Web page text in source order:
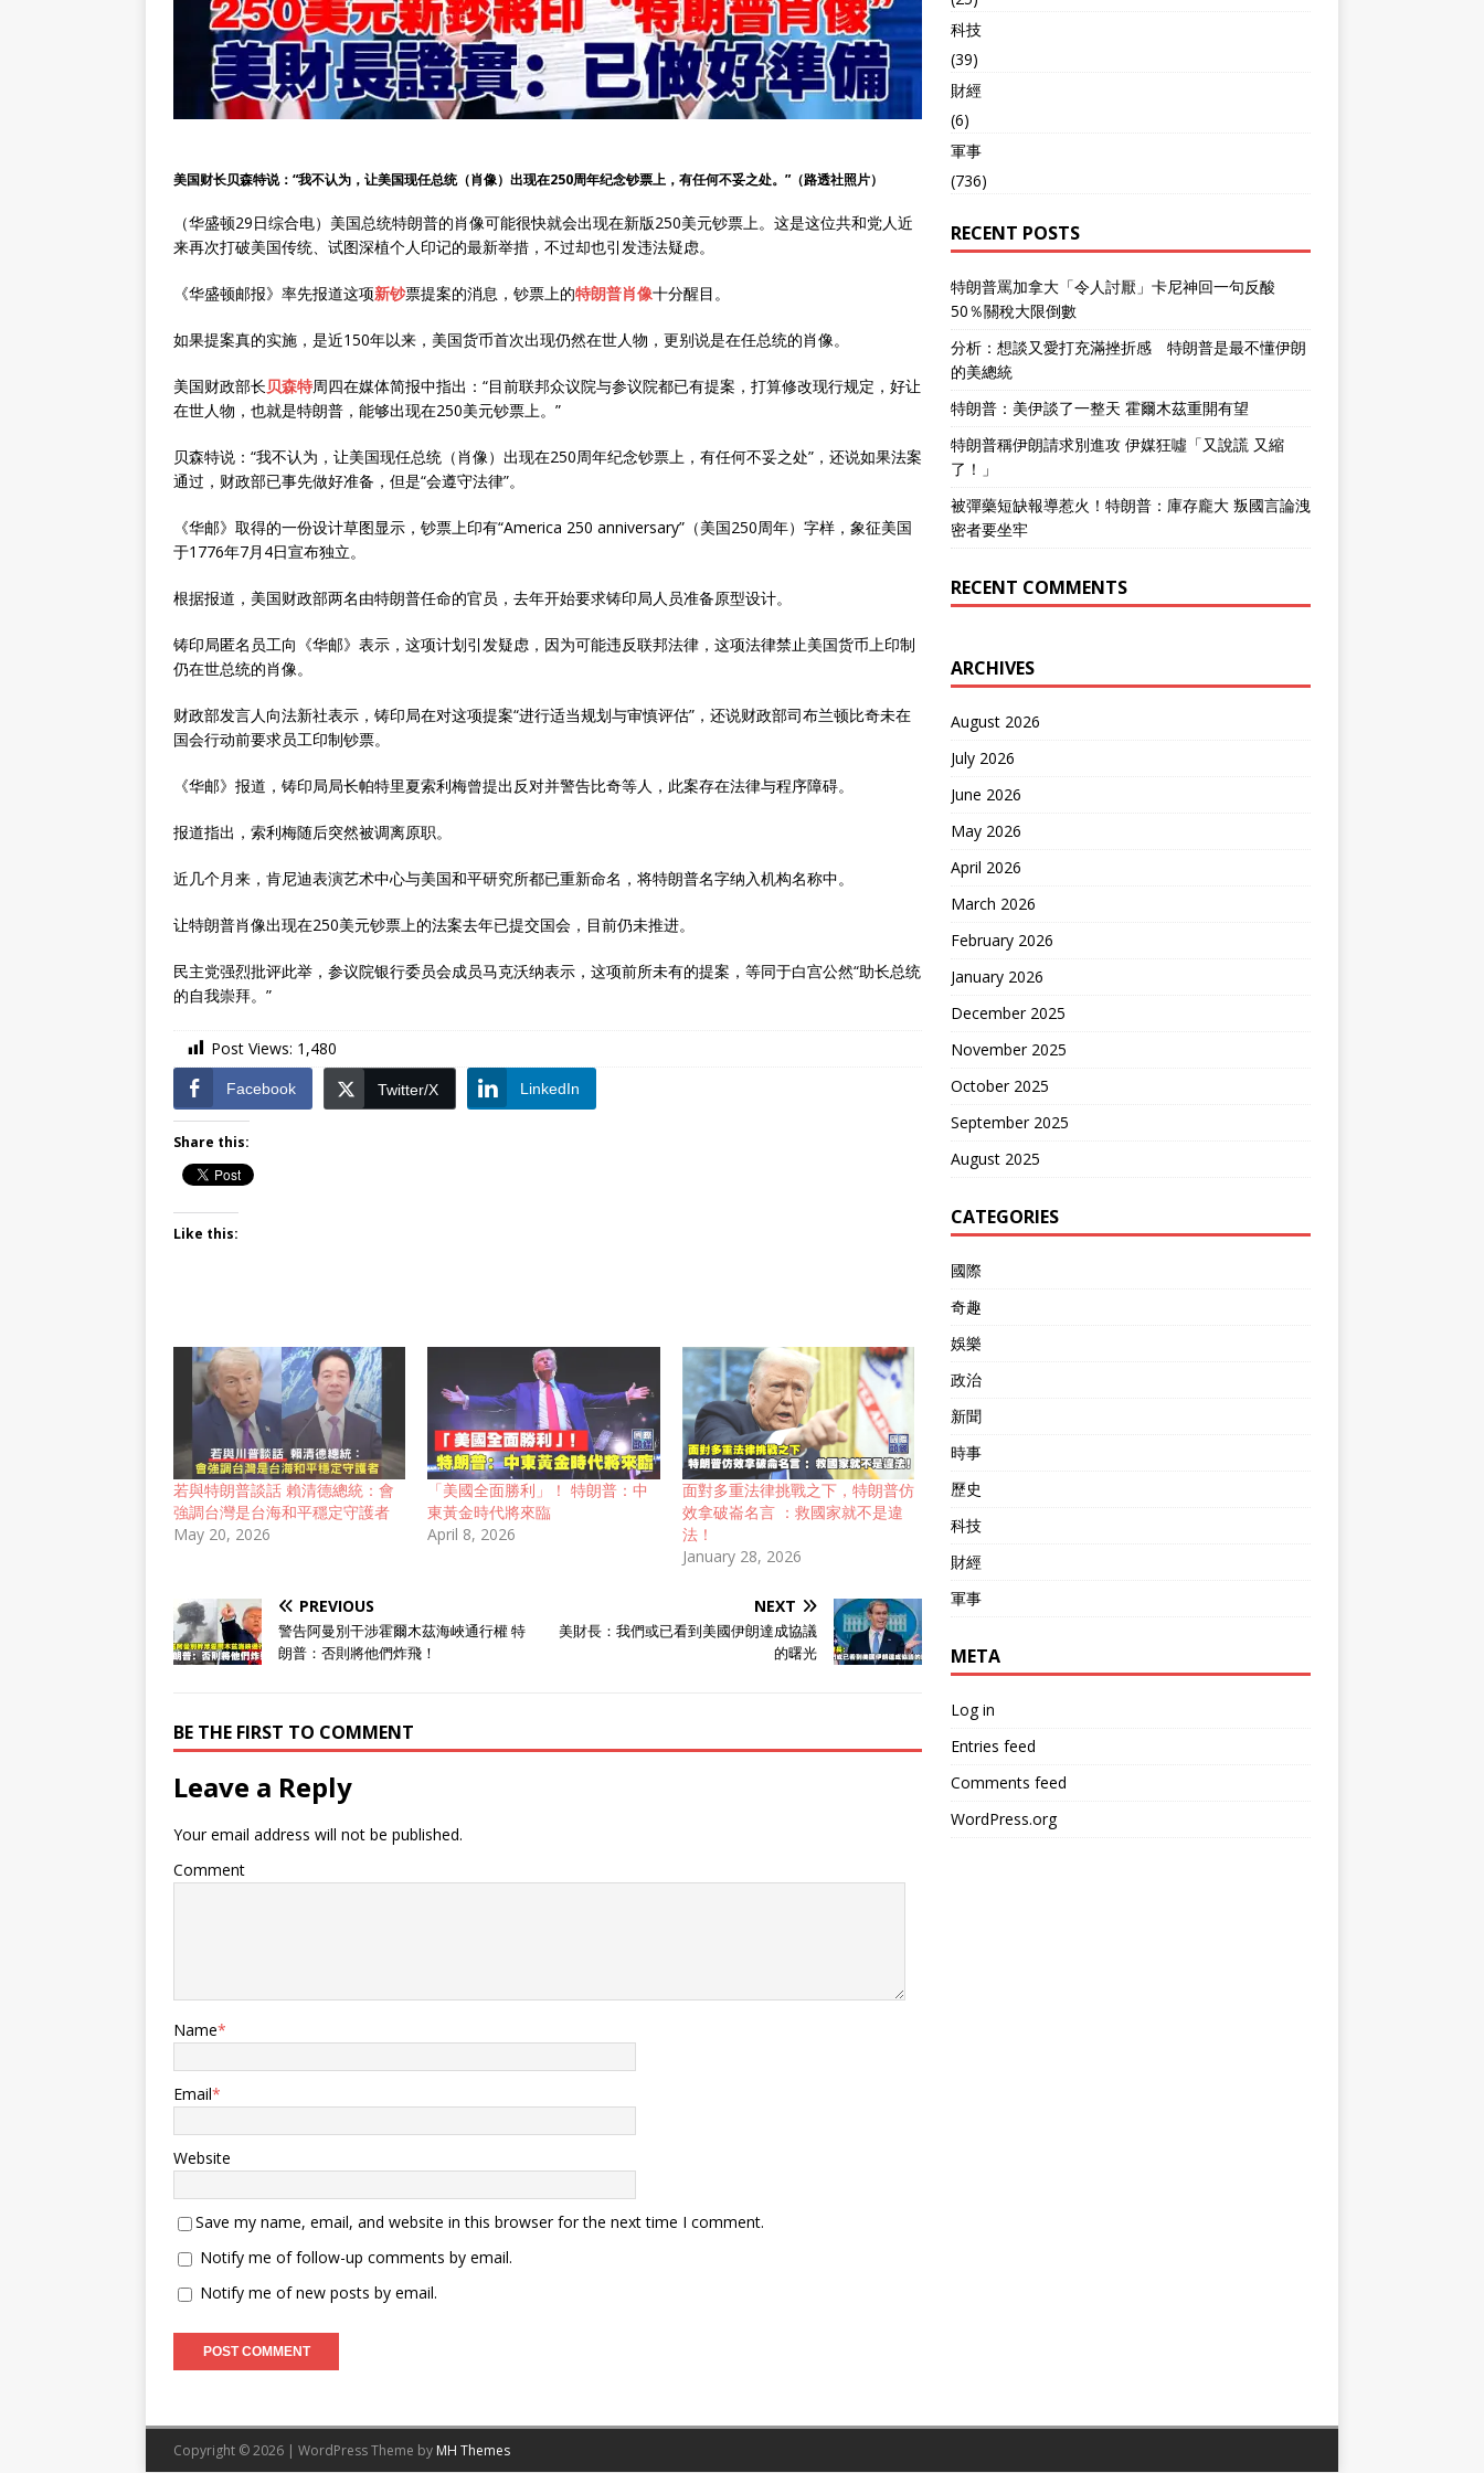
美国财长贝森特说：“我不认为，让美国现任总统（肖像）出现在250周年纪念钞票上，有任何不妥之处。”（路透社照片）
（华盛顿29日综合电）美国总统特朗普的肖像可能很快就会出现在新版250美元钞票上。这是这位共和党人近
来再次打破美国传统、试图深植个人印记的最新举措，不过却也引发违法疑虑。
《华盛顿邮报》率先报道这项新钞票提案的消息，钞票上的特朗普肖像十分醒目。
如果提案真的实施，是近150年以来，美国货币首次出现仍然在世人物，更别说是在任总统的肖像。
美国财政部长贝森特周四在媒体简报中指出：“目前联邦众议院与参议院都已有提案，打算修改现行规定，好让
在世人物，也就是特朗普，能够出现在250美元钞票上。”
贝森特说：“我不认为，让美国现任总统（肖像）出现在250周年纪念钞票上，有任何不妥之处”，还说如果法案
通过，财政部已事先做好准备，但是“会遵守法律”。
《华邮》取得的一份设计草图显示，钞票上印有“America 250 anniversary”（美国250周年）字样，象征美国
于1776年7月4日宣布独立。
根据报道，美国财政部两名由特朗普任命的官员，去年开始要求铸印局人员准备原型设计。
铸印局匿名员工向《华邮》表示，这项计划引发疑虑，因为可能违反联邦法律，这项法律禁止美国货币上印制
仍在世总统的肖像。
财政部发言人向法新社表示，铸印局在对这项提案“进行适当规划与审慎评估”，还说财政部司布兰顿比奇未在
国会行动前要求员工印制钞票。
《华邮》报道，铸印局局长帕特里夏索利梅曾提出反对并警告比奇等人，此案存在法律与程序障碍。
报道指出，索利梅随后突然被调离原职。
近几个月来，肯尼迪表演艺术中心与美国和平研究所都已重新命名，将特朗普名字纳入机构名称中。
让特朗普肖像出现在250美元钞票上的法案去年已提交国会，目前仍未推进。
民主党强烈批评此举，参议院银行委员会成员马克沃纳表示，这项前所未有的提案，等同于白宫公然“助长总统
的自我崇拜。”
Post Views: 1,480
Facebook Twitter/X LinkedIn
Share this:
Like this:
若與特朗普談話 賴清德總統：會
強調台灣是台海和平穩定守護者
May 20, 2026
「美國全面勝利」！ 特朗普：中
東黃金時代將來臨
April 8, 2026
面對多重法律挑戰之下，特朗普仿
效拿破崙名言 ：救國家就不是違
法！
January 28, 2026
PREVIOUS
警告阿曼別干涉霍爾木茲海峽通行權 特
朗普：否則將他們炸飛！
NEXT
美財長：我們或已看到美國伊朗達成協議
的曙光
BE THE FIRST TO COMMENT
Leave a Reply
Your email address will not be published.
Comment
Name*
Email*
Website
Save my name, email, and website in this browser for the next time I comment.
Notify me of follow-up comments by email.
Notify me of new posts by email.
科技
(39)
財經
(6)
軍事
(736)
RECENT POSTS
特朗普罵加拿大「令人討厭」卡尼神回一句反酸
50％關稅大限倒數
分析：想談又愛打充滿挫折感 特朗普是最不懂伊朗
的美總統
特朗普：美伊談了一整天 霍爾木茲重開有望
特朗普稱伊朗請求別進攻 伊媒狂噓「又說謊 又縮
了！」
被彈藥短缺報導惹火！特朗普：庫存龐大 叛國言論洩
密者要坐牢
RECENT COMMENTS
ARCHIVES
August 2026
July 2026
June 2026
May 2026
April 2026
March 2026
February 2026
January 2026
December 2025
November 2025
October 2025
September 2025
August 2025
CATEGORIES
國際
奇趣
娛樂
政治
新聞
時事
歷史
科技
財經
軍事
META
Log in
Entries feed
Comments feed
WordPress.org
Copyright © 2026 | WordPress Theme by MH Themes